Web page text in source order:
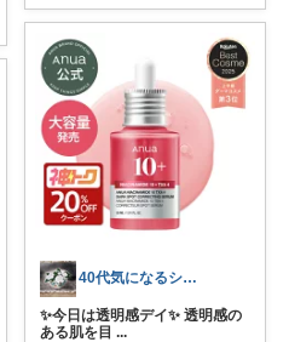
40代気になるシミたるみくすみ毛穴
✨今日は透明感デイ✨ 透明感の
ある肌を目 ...